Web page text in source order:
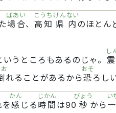
場合
ばあい
、 高知
こうち
県内
けんない
のほとん
いうところもあるのじゃ。
し
れることがあるから恐
おそ
ろし
を感
かん
じる 時間
じかん
は90 秒
びょう
から
い